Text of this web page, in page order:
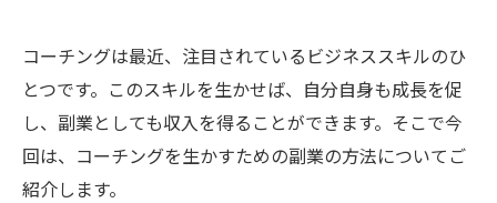
コーチングは最近、注目されているビジネススキルのひ
とつです。このスキルを生かせば、自分自身も成長を促
し、副業としても収入を得ることができます。そこで今
回は、コーチングを生かすための副業の方法についてご
紹介します。